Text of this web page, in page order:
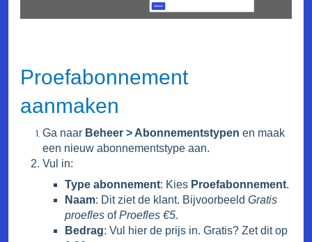
Proefabonnement
aanmaken
Ga naar Beheer > Abonnementstypen en maak
een nieuw abonnementstype aan.
Vul in:
Type abonnement: Kies Proefabonnement.
Naam: Dit ziet de klant. Bijvoorbeeld Gratis
proefles ofProefles €5.
Bedrag: Vul hier de prijs in. Gratis? Zet dit op